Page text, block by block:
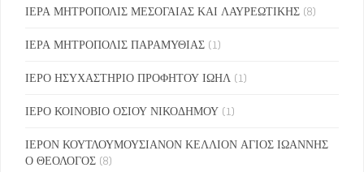
ΙΕΡΑ ΜΗΤΡΟΠΟΛΙΣ ΜΕΣΟΓΑΙΑΣ ΚΑΙ ΛΑΥΡΕΩΤΙΚΗΣ (8)
ΙΕΡΑ ΜΗΤΡΟΠΟΛΙΣ ΠΑΡΑΜΥΘΙΑΣ (1)
ΙΕΡΟ ΗΣΥΧΑΣΤΗΡΙΟ ΠΡΟΦΗΤΟΥ ΙΩΗΛ (1)
ΙΕΡΟ ΚΟΙΝΟΒΙΟ ΟΣΙΟΥ ΝΙΚΟΔΗΜΟΥ (1)
ΙΕΡΟΝ ΚΟΥΤΛΟΥΜΟΥΣΙΑΝΟΝ ΚΕΛΛΙΟΝ ΑΓΙΟΣ ΙΩΑΝΝΗΣ
Ο ΘΕΟΛΟΓΟΣ (8)